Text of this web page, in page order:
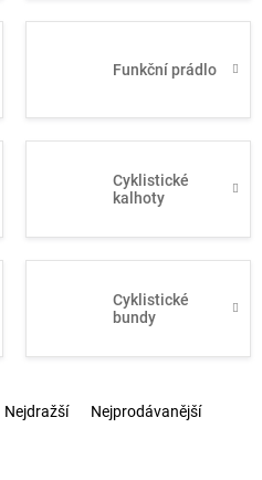
Funkční prádlo
Cyklistické
kalhoty
Cyklistické
bundy
Nejdražší Nejprodávanější